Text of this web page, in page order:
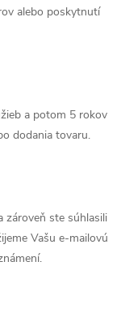
alebo poskytnutí
a potom 5 rokov
dodania tovaru.
zároveň ste súhlasili
Vašu e-mailovú